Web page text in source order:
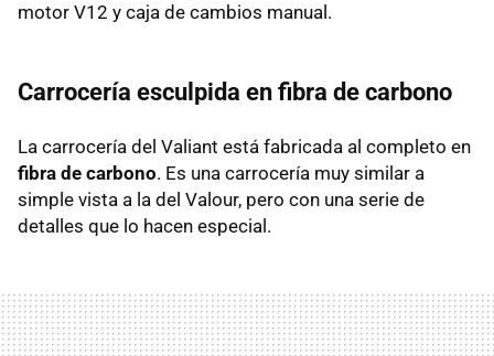
motor V12 y caja de cambios manual.
Carrocería esculpida en fibra de carbono
La carrocería del Valiant está fabricada al completo en
fibra de carbono. Es una carrocería muy similar a
simple vista a la del Valour, pero con una serie de
detalles que lo hacen especial.